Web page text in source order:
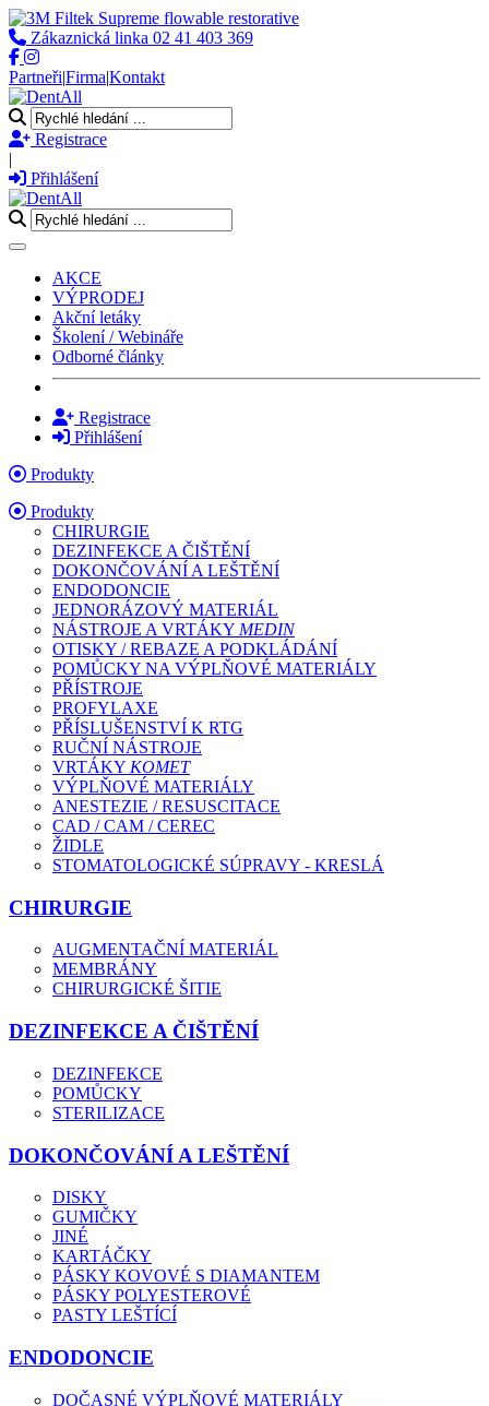
Zákaznická linka 02 41 403 369
Partneři|Firma|Kontakt
Registrace
|
Přihlášení
Toggle navigation
AKCE
VÝPRODEJ
Akční letáky
Školení / Webináře
Odborné články
Registrace
Přihlášení
Produkty
Produkty
CHIRURGIE
DEZINFEKCE A ČIŠTĚNÍ
DOKONČOVÁNÍ A LEŠTĚNÍ
ENDODONCIE
JEDNORÁZOVÝ MATERIÁL
NÁSTROJE A VRTÁKY MEDIN
OTISKY / REBAZE A PODKLÁDÁNÍ
POMŮCKY NA VÝPLŇOVÉ MATERIÁLY
PŘÍSTROJE
PROFYLAXE
PŘÍSLUŠENSTVÍ K RTG
RUČNÍ NÁSTROJE
VRTÁKY KOMET
VÝPLŇOVÉ MATERIÁLY
ANESTEZIE / RESUSCITACE
CAD / CAM / CEREC
ŽIDLE
STOMATOLOGICKÉ SÚPRAVY - KRESLÁ
CHIRURGIE
AUGMENTAČNÍ MATERIÁL
MEMBRÁNY
CHIRURGICKÉ ŠITIE
DEZINFEKCE A ČIŠTĚNÍ
DEZINFEKCE
POMŮCKY
STERILIZACE
DOKONČOVÁNÍ A LEŠTĚNÍ
DISKY
GUMIČKY
JINÉ
KARTÁČKY
PÁSKY KOVOVÉ S DIAMANTEM
PÁSKY POLYESTEROVÉ
PASTY LEŠTÍCÍ
ENDODONCIE
DOČASNÉ VÝPLŇOVÉ MATERIÁLY